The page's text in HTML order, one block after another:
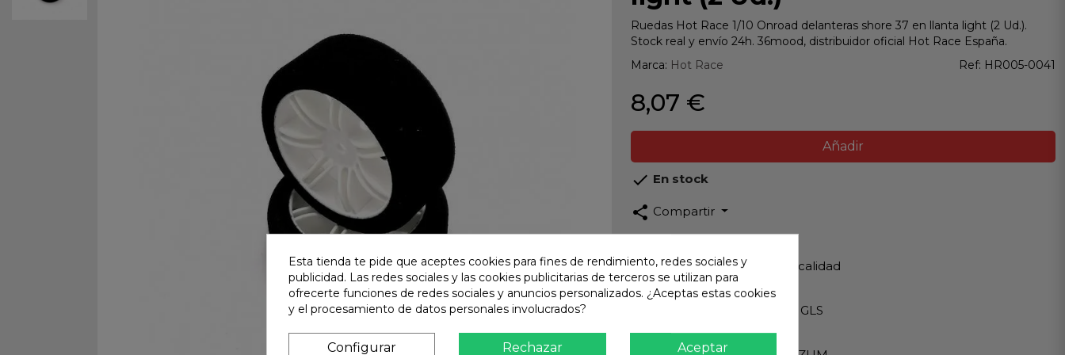
Ruedas Hot Race 1/10 Onroad delanteras shore 37 en llanta light (2 Ud.).
Stock real y envío 24h. 36mood, distribuidor oficial Hot Race España.
Marca: Hot Race Ref: HR005-0041
8,07 €
Añadir
 En stock
share Compartir
Productos de Máxima calidad
Envío Rápido
Envios Internacionales GLS
Pago Seguro
Esta tienda te pide que aceptes cookies para fines de rendimiento, redes sociales y
publicidad. Las redes sociales y las cookies publicitarias de terceros se utilizan para
ofrecerte funciones de redes sociales y anuncios personalizados. ¿Aceptas estas cookies
y el procesamiento de datos personales involucrados?
Configurar Rechazar Aceptar